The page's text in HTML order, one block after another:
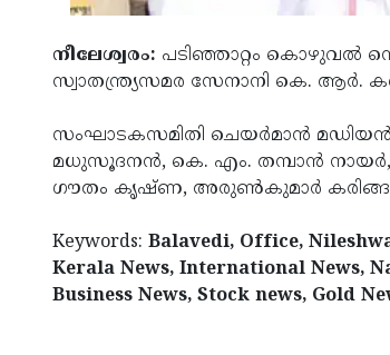
നീലേശ്വരം: പടിഞ്ഞാറ്റം കൊഴുവല്‍
സ്വാതന്ത്ര്യസമര സേനാനി കെ. ആര്‍.
സംഘാടകസമിതി ചെയര്‍മാന്‍
മധുസൂദനന്‍, കെ. എം. തമ്പാന്‍ നായര്‍,
ഗൗതം കൃഷ്ണ, അരുണ്‍കുമാര്‍
Keywords: Balavedi, Office,
Kerala News, International News,
Business News, Stock news, Gold